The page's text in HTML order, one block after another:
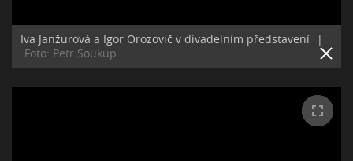
Iva Janžurová a Igor Orozovič v divadelním představení
|
Foto: Petr Soukup